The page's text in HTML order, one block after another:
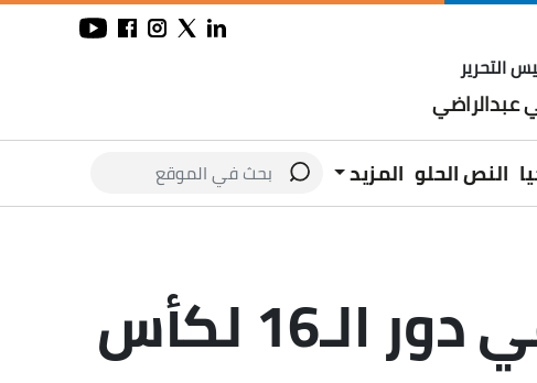
التحرير
عبدالراضي
النص الحلو المزيد
ليفربول يصطدم بوولفرهامبتون في دور الـ16 لكأس